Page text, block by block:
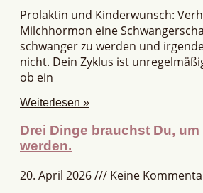
Prolaktin und Kinderwunsch:
Milchhormon eine
schwanger zu werden und
nicht. Dein Zyklus ist
ob ein
Weiterlesen »
Drei Dinge brauchst Du,
werden.
20. April 2026
Keine